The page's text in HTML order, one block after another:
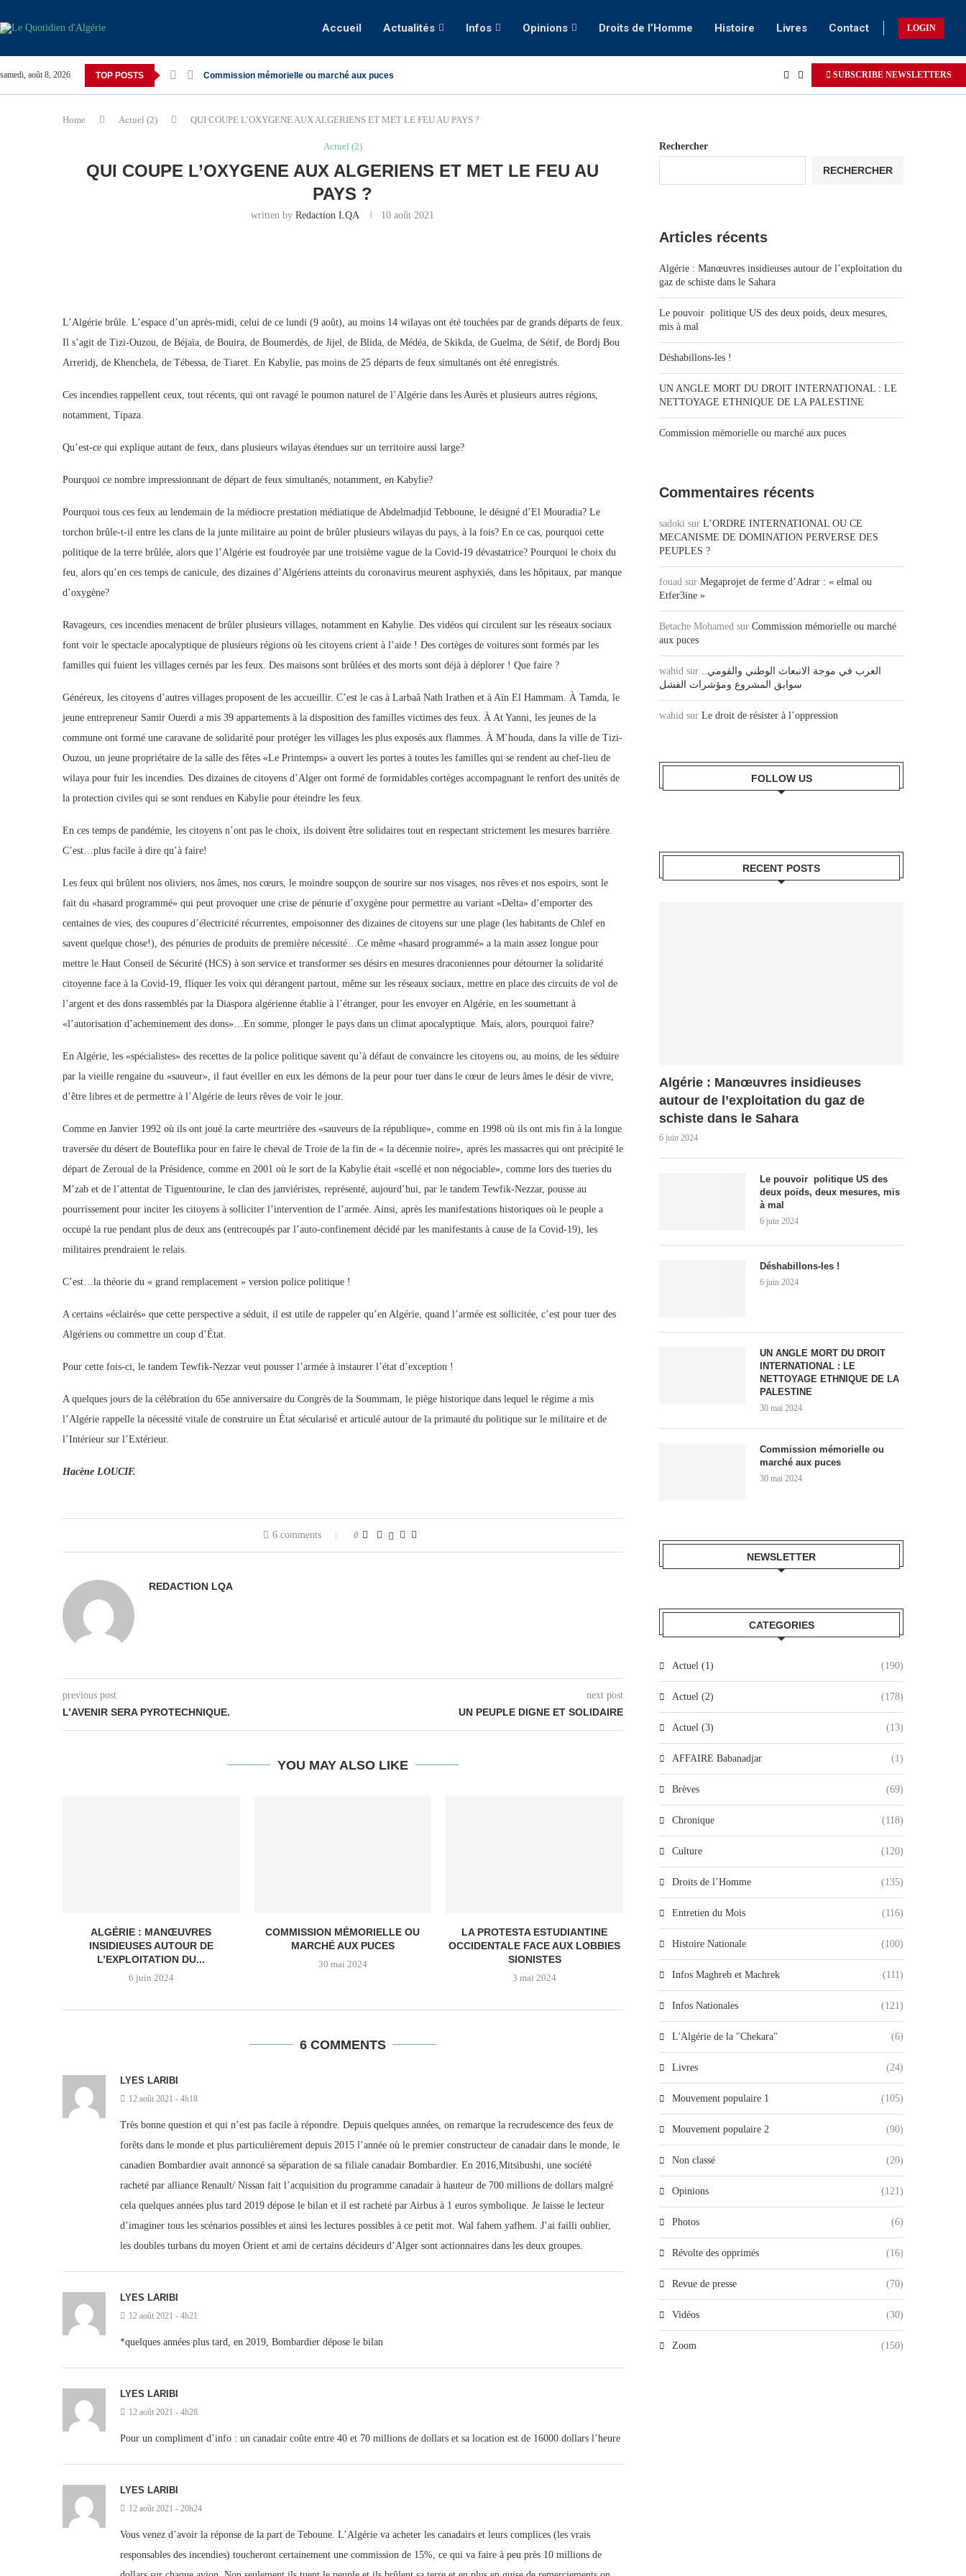
Accueil Actualités Infos Opinions Droits de l’Homme Histoire Livres Contact LOGIN
samedi, août 8, 2026 TOP POSTS Commission mémorielle ou marché aux puces SUBSCRIBE NEWSLETTERS
Home Actuel (2) QUI COUPE L’OXYGENE AUX ALGERIENS ET MET LE FEU AU PAYS ?
Actuel (2)
QUI COUPE L’OXYGENE AUX ALGERIENS ET MET LE FEU AU
PAYS ?
written byRedaction LQA 10 août 2021
L’Algérie brûle. L’espace d’un après-midi, celui de ce lundi (9 août), au moins 14 wilayas ont été touchées par de grands départs de feux.
Il s’agit de Tizi-Ouzou, de Béjaïa, de Bouira, de Boumerdès, de Jijel, de Blida, de Médéa, de Skikda, de Guelma, de Sétif, de Bordj Bou
Arreridj, de Khenchela, de Tébessa, de Tiaret. En Kabylie, pas moins de 25 départs de feux simultanés ont été enregistrés.
Ces incendies rappellent ceux, tout récents, qui ont ravagé le poumon naturel de l’Algérie dans les Aurès et plusieurs autres régions,
notamment, Tipaza.
Qu’est-ce qui explique autant de feux, dans plusieurs wilayas étendues sur un territoire aussi large?
Pourquoi ce nombre impressionnant de départ de feux simultanés, notamment, en Kabylie?
Pourquoi tous ces feux au lendemain de la médiocre prestation médiatique de Abdelmadjid Tebboune, le désigné d’El Mouradia? Le
torchon brûle-t-il entre les clans de la junte militaire au point de brûler plusieurs wilayas du pays, à la fois? En ce cas, pourquoi cette
politique de la terre brûlée, alors que l’Algérie est foudroyée par une troisième vague de la Covid-19 dévastatrice? Pourquoi le choix du
feu, alors qu’en ces temps de canicule, des dizaines d’Algériens atteints du coronavirus meurent asphyxiés, dans les hôpitaux, par manque
d’oxygène?
Ravageurs, ces incendies menacent de brûler plusieurs villages, notamment en Kabylie. Des vidéos qui circulent sur les réseaux sociaux
font voir le spectacle apocalyptique de plusieurs régions où les citoyens crient à l’aide ! Des cortèges de voitures sont formés par les
familles qui fuient les villages cernés par les feux. Des maisons sont brûlées et des morts sont déjà à déplorer ! Que faire ?
Généreux, les citoyens d’autres villages proposent de les accueillir. C’est le cas à Larbaâ Nath Irathen et à Aïn El Hammam. À Tamda, le
jeune entrepreneur Samir Ouerdi a mis 39 appartements à la disposition des familles victimes des feux. À At Yanni, les jeunes de la
commune ont formé une caravane de solidarité pour protéger les villages les plus exposés aux flammes. À M’houda, dans la ville de Tizi-
Ouzou, un jeune propriétaire de la salle des fêtes «Le Printemps» a ouvert les portes à toutes les familles qui se rendent au chef-lieu de
wilaya pour fuir les incendies. Des dizaines de citoyens d’Alger ont formé de formidables cortèges accompagnant le renfort des unités de
la protection civiles qui se sont rendues en Kabylie pour éteindre les feux.
En ces temps de pandémie, les citoyens n’ont pas le choix, ils doivent être solidaires tout en respectant strictement les mesures barrière.
C’est…plus facile à dire qu’à faire!
Les feux qui brûlent nos oliviers, nos âmes, nos cœurs, le moindre soupçon de sourire sur nos visages, nos rêves et nos espoirs, sont le
fait du «hasard programmé» qui peut provoquer une crise de pénurie d’oxygène pour permettre au variant «Delta» d’emporter des
centaines de vies, des coupures d’électricité récurrentes, empoisonner des dizaines de citoyens sur une plage (les habitants de Chlef en
savent quelque chose!), des pénuries de produits de première nécessité…Ce même «hasard programmé» a la main assez longue pour
mettre le Haut Conseil de Sécurité (HCS) à son service et transformer ses désirs en mesures draconiennes pour détourner la solidarité
citoyenne face à la Covid-19, fliquer les voix qui dérangent partout, même sur les réseaux sociaux, mettre en place des circuits de vol de
l’argent et des dons rassemblés par la Diaspora algérienne établie à l’étranger, pour les envoyer en Algérie, en les soumettant à
«l’autorisation d’acheminement des dons»…En somme, plonger le pays dans un climat apocalyptique. Mais, alors, pourquoi faire?
En Algérie, les «spécialistes» des recettes de la police politique savent qu’à défaut de convaincre les citoyens ou, au moins, de les séduire
par la vieille rengaine du «sauveur», il faut éveiller en eux les démons de la peur pour tuer dans le cœur de leurs âmes le désir de vivre,
d’être libres et de permettre à l’Algérie de leurs rêves de voir le jour.
Comme en Janvier 1992 où ils ont joué la carte meurtrière des «sauveurs de la république», comme en 1998 où ils ont mis fin à la longue
traversée du désert de Bouteflika pour en faire le cheval de Troie de la fin de « la décennie noire», après les massacres qui ont précipité le
départ de Zeroual de la Présidence, comme en 2001 où le sort de la Kabylie était «scellé et non négociable», comme lors des tueries du
M’zab et de l’attentat de Tiguentourine, le clan des janviéristes, représenté, aujourd’hui, par le tandem Tewfik-Nezzar, pousse au
pourrissement pour inciter les citoyens à solliciter l’intervention de l’armée. Ainsi, après les manifestations historiques où le peuple a
occupé la rue pendant plus de deux ans (entrecoupés par l’auto-confinement décidé par les manifestants à cause de la Covid-19), les
militaires prendraient le relais.
C’est…la théorie du « grand remplacement » version police politique !
A certains «éclairés» que cette perspective a séduit, il est utile de rappeler qu’en Algérie, quand l’armée est sollicitée, c’est pour tuer des
Algériens ou commettre un coup d’État.
Pour cette fois-ci, le tandem Tewfik-Nezzar veut pousser l’armée à instaurer l’état d’exception !
A quelques jours de la célébration du 65e anniversaire du Congrès de la Soummam, le piège historique dans lequel le régime a mis
l’Algérie rappelle la nécessité vitale de construire un État sécularisé et articulé autour de la primauté du politique sur le militaire et de
l’Intérieur sur l’Extérieur.
Hacène LOUCIF.
6 comments 0
REDACTION LQA
previous post
L’AVENIR SERA PYROTECHNIQUE.
next post
UN PEUPLE DIGNE ET SOLIDAIRE
YOU MAY ALSO LIKE
ALGÉRIE : MANŒUVRES
INSIDIEUSES AUTOUR DE
L’EXPLOITATION DU...
6 juin 2024
COMMISSION MÉMORIELLE OU
MARCHÉ AUX PUCES
30 mai 2024
LA PROTESTA ESTUDIANTINE
OCCIDENTALE FACE AUX LOBBIES
SIONISTES
3 mai 2024
6 COMMENTS
LYES LARIBI
12 août 2021 - 4h18
Très bonne question et qui n’est pas facile à répondre. Depuis quelques années, on remarque la recrudescence des feux de
forêts dans le monde et plus particulièrement depuis 2015 l’année où le premier constructeur de canadair dans le monde, le
canadien Bombardier avait annoncé sa séparation de sa filiale canadair Bombardier. En 2016,Mitsibushi, une société
racheté par alliance Renault/ Nissan fait l’acquisition du programme canadair à hauteur de 700 millions de dollars malgré
cela quelques années plus tard 2019 dépose le bilan et il est racheté par Airbus à 1 euros symbolique. Je laisse le lecteur
d’imaginer tous les scénarios possibles et ainsi les lectures possibles à ce petit mot. Wal fahem yafhem. J’ai failli oublier,
les doubles turbans du moyen Orient et ami de certains décideurs d’Alger sont actionnaires dans les deux groupes.
LYES LARIBI
12 août 2021 - 4h21
*quelques années plus tard, en 2019, Bombardier dépose le bilan
LYES LARIBI
12 août 2021 - 4h28
Pour un compliment d’info : un canadair coûte entre 40 et 70 millions de dollars et sa location est de 16000 dollars l’heure
LYES LARIBI
12 août 2021 - 20h24
Vous venez d’avoir la réponse de la part de Teboune. L’Algérie va acheter les canadairs et leurs complices (les vrais
responsables des incendies) toucheront certainement une commission de 15%, ce qui va faire à peu près 10 millions de
Rechercher
RECHERCHER
Articles récents
Algérie : Manœuvres insidieuses autour de l’exploitation du
gaz de schiste dans le Sahara
Le pouvoir politique US des deux poids, deux mesures,
mis à mal
Déshabillons-les !
UN ANGLE MORT DU DROIT INTERNATIONAL : LE
NETTOYAGE ETHNIQUE DE LA PALESTINE
Commission mémorielle ou marché aux puces
Commentaires récents
sadoki sur L’ORDRE INTERNATIONAL OU CE
MECANISME DE DOMINATION PERVERSE DES
PEUPLES ?
fouad sur Megaprojet de ferme d’Adrar : « elmal ou
Etfer3ine »
Betache Mohamed sur Commission mémorielle ou marché
aux puces
wahid sur العرب في موجة الانبعاث الوطني والقومي..
سوابق المشروع ومؤشرات الفشل
wahid sur Le droit de résister à l’oppression
FOLLOW US
RECENT POSTS
Algérie : Manœuvres insidieuses
autour de l’exploitation du gaz de
schiste dans le Sahara
6 juin 2024
Le pouvoir politique US des
deux poids, deux mesures, mis
à mal
6 juin 2024
Déshabillons-les !
6 juin 2024
UN ANGLE MORT DU DROIT
INTERNATIONAL : LE
NETTOYAGE ETHNIQUE DE LA
PALESTINE
30 mai 2024
Commission mémorielle ou
marché aux puces
30 mai 2024
NEWSLETTER
CATEGORIES
Actuel (1) (190)
Actuel (2) (178)
Actuel (3) (13)
AFFAIRE Babanadjar (1)
Brèves (69)
Chronique (118)
Culture (120)
Droits de l’Homme (135)
Entretien du Mois (116)
Histoire Nationale (100)
Infos Maghreb et Machrek (111)
Infos Nationales (121)
L'Algérie de la "Chekara" (6)
Livres (24)
Mouvement populaire 1 (105)
Mouvement populaire 2 (90)
Non classé (20)
Opinions (121)
Photos (6)
Révolte des opprimés (16)
Revue de presse (70)
Vidéos (30)
Zoom (150)